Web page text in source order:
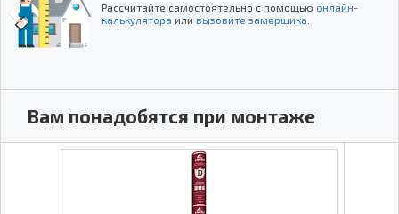
Рассчитайте самостоятельно с помощью онлайн-
калькулятора или вызовите замерщика
Вам понадобятся при монтаже